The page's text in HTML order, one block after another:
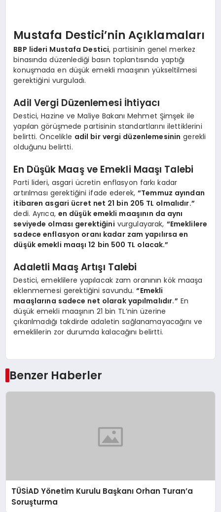
Mustafa Destici’nin Açıklamaları
BBP lideri Mustafa Destici, partisinin genel merkez
binasında düzenlediği basın toplantısında yaptığı
konuşmada en düşük emekli maaşının yükseltilmesi
gerektiğini vurguladı.
Adil Vergi Düzenlemesi İhtiyacı
Destici, Hazine ve Maliye Bakanı Mehmet Şimşek ile
yapılan görüşmede partisinin standartlarını ilettiklerini
belirtti. Öncelikle adil bir vergi düzenlemesinin gerekli
olduğunu belirtti.
En Düşük Maaş ve Emekli Maaşı Talebi
Parti lideri, asgari ücretin enflasyon farkı kadar
artırılması gerektiğini ifade ederek, “Temmuz ayından
itibaren asgari ücret net 21 bin 205 TL olmalıdır.”
dedi. Ayrıca, en düşük emekli maaşının da aynı
seviyede olması gerektiğini vurgulayarak, “Emeklilere
sadece enflasyon oranı kadar zam yapılırsa en
düşük emekli maaşı 12 bin 500 TL olacak.”
Adaletli Maaş Artışı Talebi
Destici, emeklilere yapılacak zam oranının kök maaşa
eklenmemesi gerektiğini savundu.“Emekli
maaşlarına sadece net olarak yapılmalıdır.” En
düşük emekli maaşının 21 bin TL’nin üzerine
çıkarılmadığı takdirde adaletin sağlanamayacağını ve
emeklilerin zor durumda kalacağını belirtti.
Benzer Haberler
TÜSİAD Yönetim Kurulu Başkanı Orhan Turan’a
Soruşturma